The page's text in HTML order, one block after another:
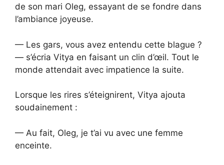
de son mari Oleg, essayant de se fondre dans
l’ambiance joyeuse.
— Les gars, vous avez entendu cette blague ?
— s’écria Vitya en faisant un clin d’œil. Tout le
monde attendait avec impatience la suite.
Lorsque les rires s’éteignirent, Vitya ajouta
soudainement :
— Au fait, Oleg, je t’ai vu avec une femme
enceinte.